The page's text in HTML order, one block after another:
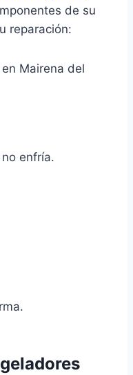
de su
reparación:
enfría.